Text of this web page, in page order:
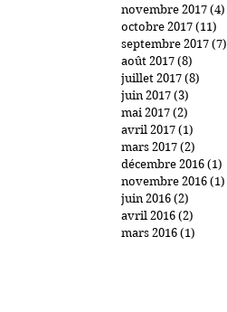
novembre 2017 (4)
octobre 2017 (11)
septembre 2017 (7)
août 2017 (8)
juillet 2017 (8)
juin 2017 (3)
mai 2017 (2)
avril 2017 (1)
mars 2017 (2)
décembre 2016 (1)
novembre 2016 (1)
juin 2016 (2)
avril 2016 (2)
mars 2016 (1)